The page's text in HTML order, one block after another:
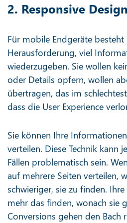
2. Responsive Design
Für mobile Endgeräte
Herausforderung, viel
wiederzugeben. Sie wollen
oder Details opfern, wollen
übertragen, das im
dass die User Experience
Sie können Ihre
verteilen. Diese Technik kann
Fällen problematisch sein.
auf mehrere Seiten verteilen,
schwieriger, sie zu finden.
mehr das finden, wonach sie
Conversions gehen den Bach